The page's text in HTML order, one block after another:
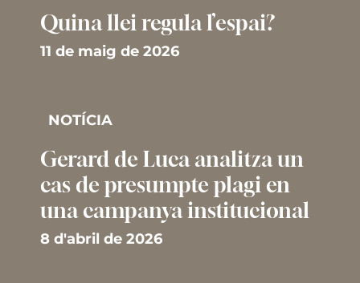
Quina llei regula l’espai?
11 de maig de 2026
NOTÍCIA
Gerard de Luca analitza un
cas de presumpte plagi en
una campanya institucional
8 d'abril de 2026